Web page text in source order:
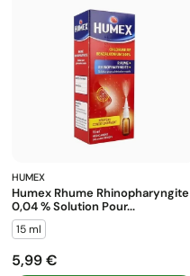
HUMEX
Humex Rhume Rhinopharyngite
0,04 % Solution Pour...
15 ml
Prix
5,99 €